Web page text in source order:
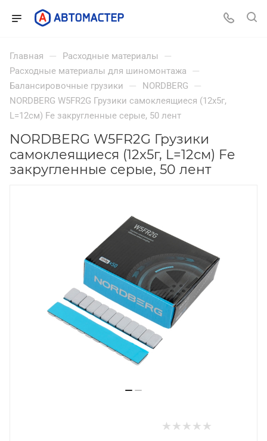
Главная — Расходные материалы —
Расходные материалы для шиномонтажа —
Балансировочные грузики — NORDBERG —
NORDBERG W5FR2G Грузики самоклеящиеся (12x5г,
L=12см) Fe закругленные серые, 50 лент
NORDBERG W5FR2G Грузики
самоклеящиеся (12x5г, L=12см) Fe
закругленные серые, 50 лент